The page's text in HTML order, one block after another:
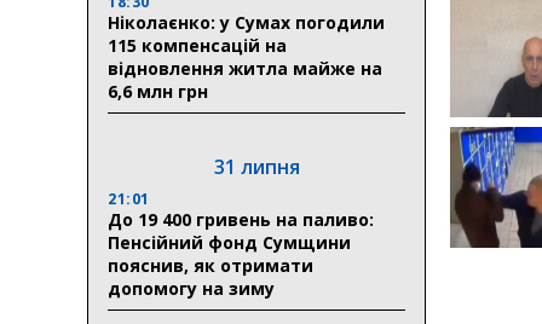
Ніколаєнко: у Сумах погодили
115 компенсацій на
відновлення житла майже на
6,6 млн грн
31 липня
21:01
До 19 400 гривень на паливо:
Пенсійний фонд Сумщини
пояснив, як отримати
допомогу на зиму